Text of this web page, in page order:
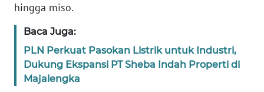
hingga miso.
Baca Juga:
PLN Perkuat Pasokan Listrik untuk Industri,
Dukung Ekspansi PT Sheba Indah Properti di
Majalengka
KARIR
DISCLAIMER
Wahana
News